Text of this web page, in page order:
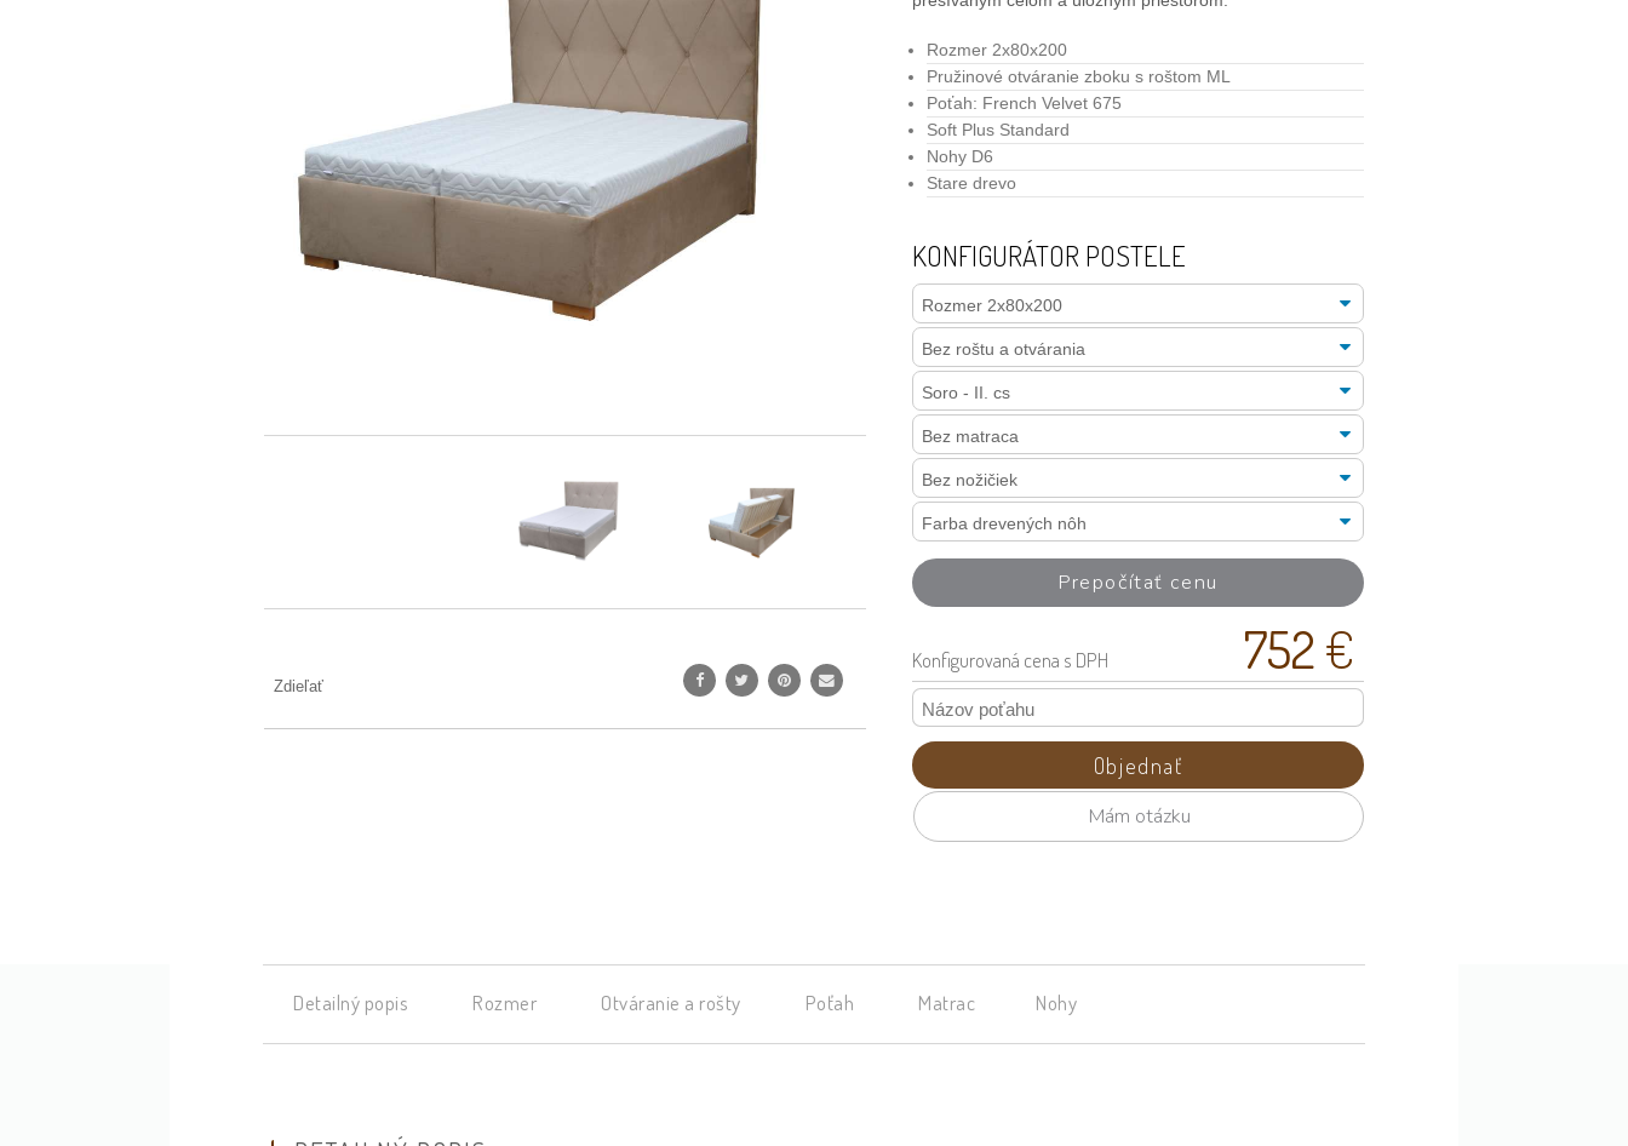
Zdieľať
Rozmer 2x80x200
Pružinové otváranie zboku s roštom ML
Poťah: French Velvet 675
Soft Plus Standard
Nohy D6
Stare drevo
KONFIGURÁTOR POSTELE
Prepočítať cenu
Konfigurovaná cena s DPH 752€
Objednať
Mám otázku
Detailný popis Rozmer Otváranie a rošty Poťah Matrac Nohy